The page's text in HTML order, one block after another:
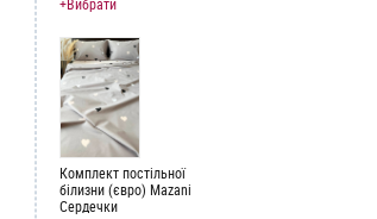
Комплект постільної
білизни (євро) Mazani
Сердечки